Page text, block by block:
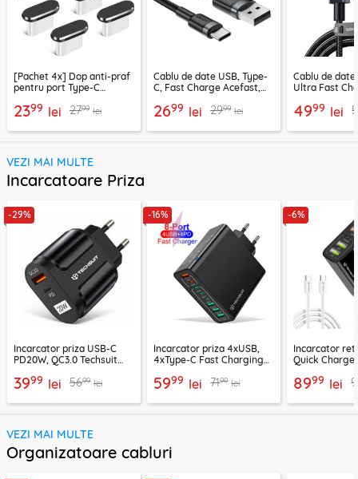
[Pachet 4x] Dop anti-praf
pentru port Type-C
2399 lei 2799 lei
Cablu de date USB, Type-
C, Fast Charge Acefast,
2699 lei 2999 lei
Cablu de date
Ultra Fast
4999 lei
VEZI MAI MULTE
Incarcatoare Priza
-29%
Incarcator priza USB-C
PD20W, QC3.0 Techsuit
CHPD038
3999 lei 5699 lei
-16%
Incarcator priza 4xUSB,
4xType-C Fast Charging
negru, CHPD224
5999 lei 7199 lei
-6%
Incarcator
Quick Charge
CHC2
8999 lei
VEZI MAI MULTE
Organizatoare cabluri